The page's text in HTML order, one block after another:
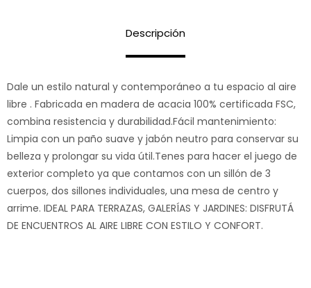
Descripción
Dale un estilo natural y contemporáneo a tu espacio al aire
libre . Fabricada en madera de acacia 100% certificada FSC,
combina resistencia y durabilidad.Fácil mantenimiento:
Limpia con un paño suave y jabón neutro para conservar su
belleza y prolongar su vida útil.Tenes para hacer el juego de
exterior completo ya que contamos con un sillón de 3
cuerpos, dos sillones individuales, una mesa de centro y
arrime. IDEAL PARA TERRAZAS, GALERÍAS Y JARDINES: DISFRUTÁ
DE ENCUENTROS AL AIRE LIBRE CON ESTILO Y CONFORT.